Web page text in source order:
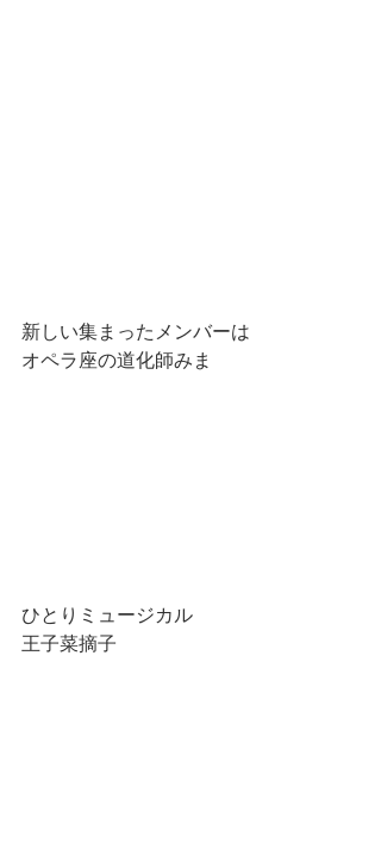
新しい集まったメンバーは
オペラ座の道化師みま
ひとりミュージカル
王子菜摘子